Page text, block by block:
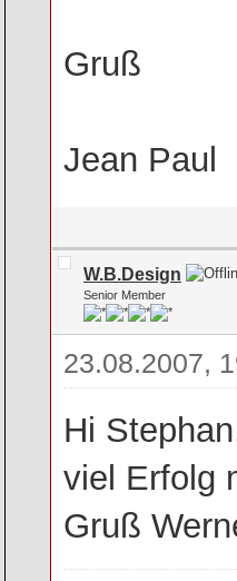
Gruß
Jean Paul
W.B.Design
Senior Member
23.08.2007,
Hi
viel Erfolg
Gruß